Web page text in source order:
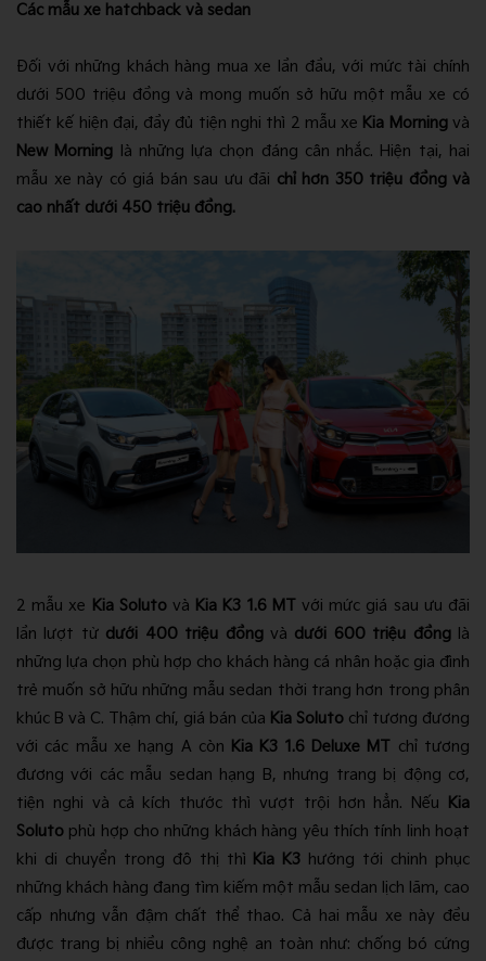
Các mẫu xe hatchback và sedan
Đối với những khách hàng mua xe lần đầu, với mức tài chính
dưới 500 triệu đồng và mong muốn sở hữu một mẫu xe có
thiết kế hiện đại, đầy đủ tiện nghi thì 2 mẫu xe Kia Morningvà
New Morning là những lựa chọn đáng cân nhắc. Hiện tại, hai
mẫu xe này có giá bán sau ưu đãi chỉ hơn 350 triệu đồng và
cao nhất dưới 450 triệu đồng.
2 mẫu xe Kia Solutovà Kia K3 1.6 MTvới mức giá sau ưu đãi
lần lượt từ dưới 400 triệu đồngvà dưới 600 triệu đồnglà
những lựa chọn phù hợp cho khách hàng cá nhân hoặc gia đình
trẻ muốn sở hữu những mẫu sedan thời trang hơn trong phân
khúc B và C. Thậm chí, giá bán của Kia Soluto chỉ tương đương
với các mẫu xe hạng A còn Kia K3 1.6 Deluxe MT chỉ tương
đương với các mẫu sedan hạng B, nhưng trang bị động cơ,
tiện nghi và cả kích thước thì vượt trội hơn hẳn. Nếu
Kia
Soluto phù hợp cho những khách hàng yêu thích tính linh hoạt
khi di chuyển trong đô thị thì Kia K3 hướng tới chinh phục
những khách hàng đang tìm kiếm một mẫu sedan lịch lãm, cao
cấp nhưng vẫn đậm chất thể thao. Cả hai mẫu xe này đều
được trang bị nhiều công nghệ an toàn như: chống bó cứng